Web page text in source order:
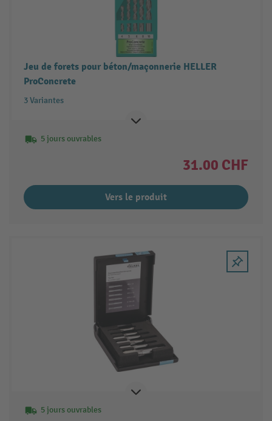
Jeu de forets pour béton/maçonnerie HELLER
ProConcrete
3 Variantes
5 jours ouvrables
31.00 CHF
Vers le produit
5 jours ouvrables